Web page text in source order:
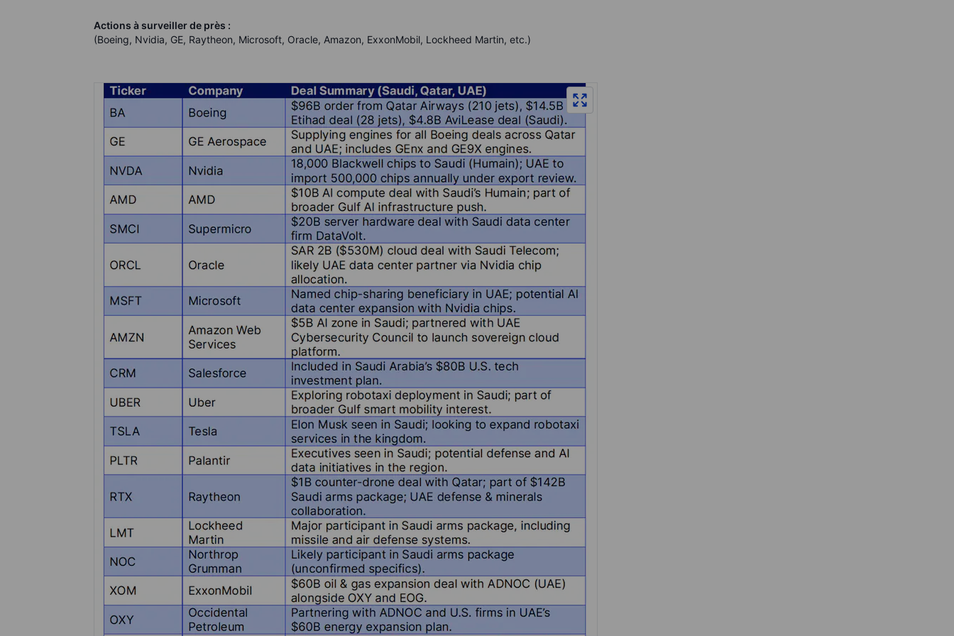
Actions à surveiller de près :
(Boeing, Nvidia, GE, Raytheon, Microsoft, Oracle, Amazon, ExxonMobil, Lockheed Martin, etc.)